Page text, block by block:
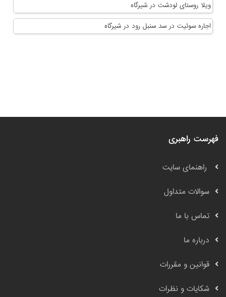
ویلا روستای لودشت در شیرگاه
اجاره سوئیت در سد سنبل رود در شیرگاه
فهرست راهبری
راهنمای سایت
سوالات متداول
تماس با ما
درباره ما
قوانین و مقررات
شکایات و نظرات